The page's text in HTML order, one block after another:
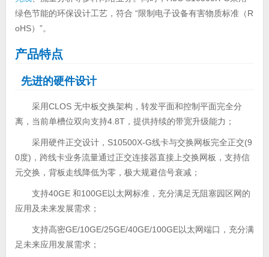
绿色节能的环保设计工艺，符合 “限制电子设备有害物质标准（R
oHS）”。
产品特点
先进的硬件设计
采用CLOS 无中板交换架构，转发平面和控制平面完全分
离，当前单槽位双向支持4.8T，提供持续的带宽升级能力；
采用硬件正交设计，S10500X-G线卡与交换网板完全正交(9
0度)，跨线卡业务流量通过正交连接器直接上交换网板，支持信
元交换，背板走线降低为零，极大规避信号衰减；
支持40GE 和100GE以太网标准，充分满足无阻塞园区网的
应用及未来发展需求；
支持高密GE/10GE/25GE/40GE/100GE以太网端口，充分满
足未来应用发展需求；